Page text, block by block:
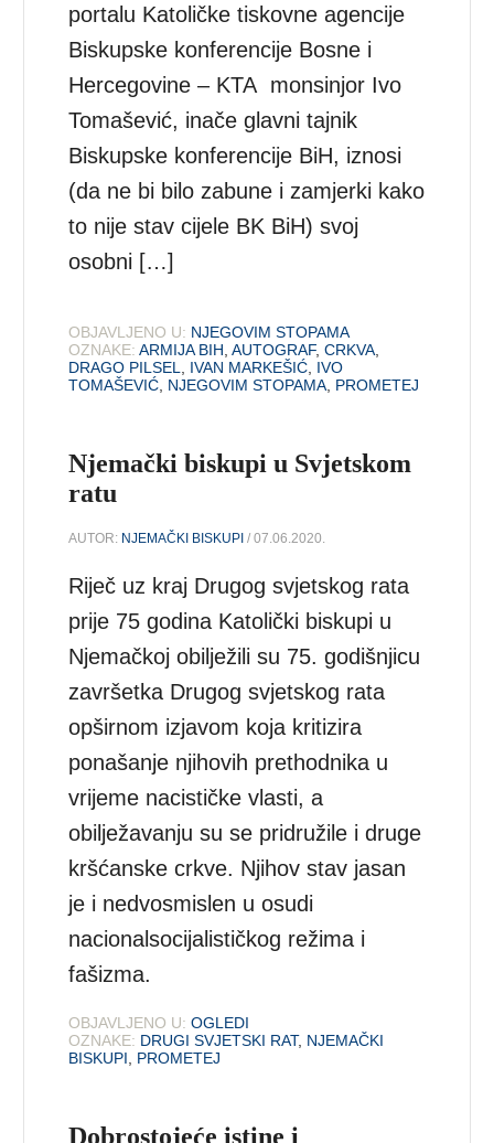
portalu Katoličke tiskovne agencije
Biskupske konferencije Bosne i
Hercegovine – KTA monsinjor Ivo
Tomašević, inače glavni tajnik
Biskupske konferencije BiH, iznosi
(da ne bi bilo zabune i zamjerki kako
to nije stav cijele BK BiH) svoj
osobni […]
OBJAVLJENO U: NJEGOVIM STOPAMA
OZNAKE: ARMIJA BIH ,AUTOGRAF,CRKVA
DRAGO PILSEL
IVAN MARKEŠIĆ IVO
TOMAŠEVIĆ NJEGOVIM STOPAMA PROMETEJ
Njemački biskupi u Svjetskom
ratu
AUTOR: NJEMAČKI BISKUPI / 07.06.2020.
Riječ uz kraj Drugog svjetskog rata
prije 75 godina Katolički biskupi u
Njemačkoj obilježili su 75. godišnjicu
završetka Drugog svjetskog rata
opširnom izjavom koja kritizira
ponašanje njihovih prethodnika u
vrijeme nacističke vlasti, a
obilježavanju su se pridružile i druge
kršćanske crkve. Njihov stav jasan
je i nedvosmislen u osudi
nacionalsocijalističkog režima i
fašizma.
OBJAVLJENO U: OGLEDI
OZNAKE: DRUGI SVJETSKI RAT, NJEMAČKI
BISKUPI
PROMETEJ
Dobrostojeće istine i